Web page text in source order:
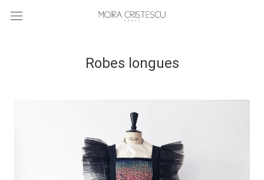
Robes longues